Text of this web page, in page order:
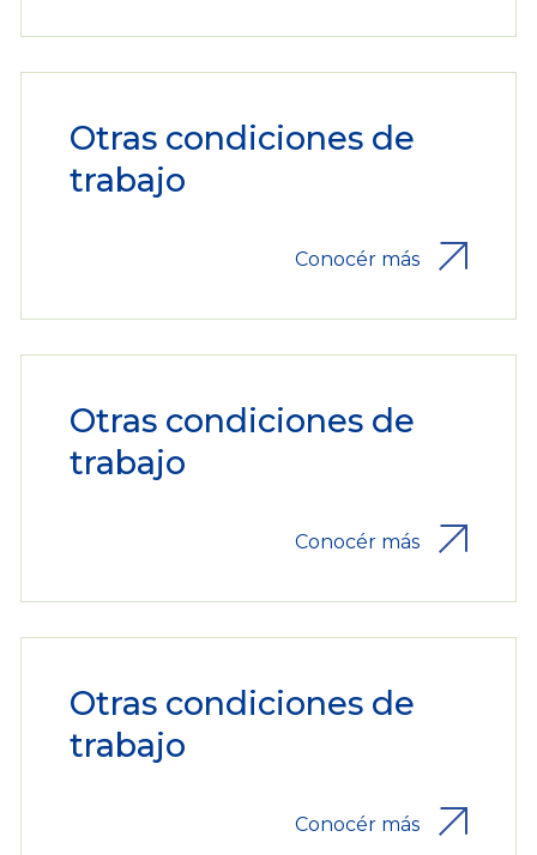
Otras condiciones de
trabajo
Conocér más
Otras condiciones de
trabajo
Conocér más
Otras condiciones de
trabajo
Conocér más